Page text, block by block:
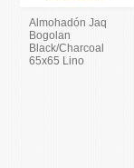
Almohadón Jaq
Bogolan
Black/Charcoal
65x65 Lino